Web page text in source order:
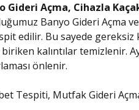
Gideri Açma, Cihazla
Banyo Gideri
edilir. Bu sayede gereksiz
kalıntılar temizlenir.
önlenir.
Tespiti, Mutfak Gideri